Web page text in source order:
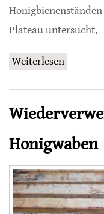
Plateau untersucht.
Weiterlesen
Honigwaben